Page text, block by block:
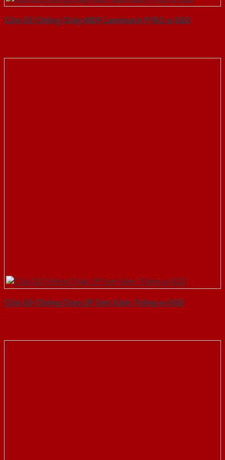
Cửa Gỗ Chống Cháy MDF Laminate P1R2-a-SGD
Cửa Gỗ Chống Cháy 2P Sơn Xám Trắng-a-SGD